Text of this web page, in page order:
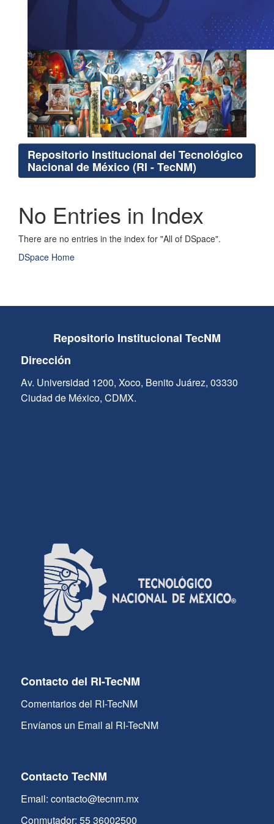
Repositorio Institucional del Tecnológico
Nacional de México (RI - TecNM)
No Entries in Index
There are no entries in the index for "All of DSpace".
DSpace Home
Repositorio Institucional TecNM
Dirección
Av. Universidad 1200, Xoco, Benito Juárez, 03330
Ciudad de México, CDMX.
Contacto del RI-TecNM
Comentarios del RI-TecNM
Envíanos un Email al RI-TecNM
Contacto TecNM
Email: contacto@tecnm.mx
Conmutador: 55 36002500